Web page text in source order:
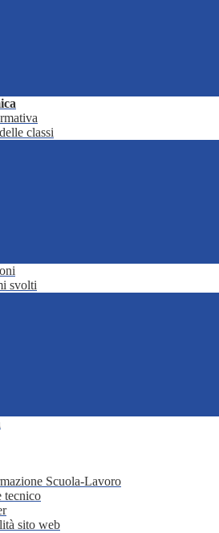
classi
svolti
Scuola-Lavoro
tecnico
sito web